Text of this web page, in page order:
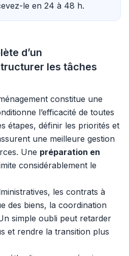
le en 24 à 48 h.
d’un
les tâches
constitue une
l’efficacité de toutes
étapes, définir les priorités et
une meilleure gestion
Une préparation en
considérablement le
les contrats à
des biens, la coordination
simple oubli peut retarder
et rendre la transition plus